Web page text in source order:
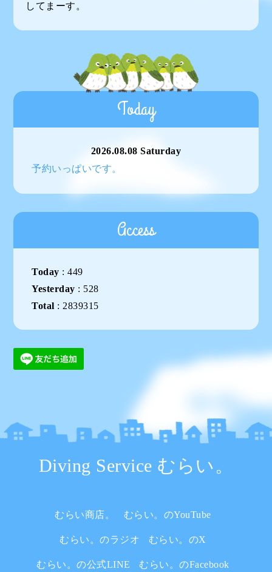
してまーす。
Today
2026.08.08 Saturday
予約いっぱいです。
Access
Today :449
Yesterday : 528
Total : 2839315
Diving Service むらい。
むらい商店。 むらい。のYouTube
むらい。のラジオ むらい。のX
むらい。の公式LINE むらい。のFacebook